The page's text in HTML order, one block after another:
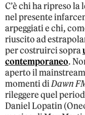
C’è chi ha ripreso
nel presente
arpeggiati e chi,
riuscito ad
per costruirci sopra
contemporaneo.
aperto il
momenti diDawn
rileggere quel
Daniel Lopatin